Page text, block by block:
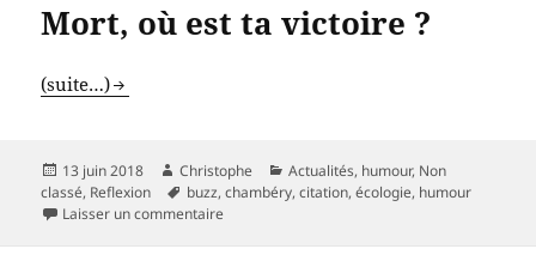
Mort, où est ta victoire ?
(suite…)
Publié
le
13 juin 2018 Auteur
Christophe Catégories
Actualités, humour, Non
classé, Reflexion
Mots-
clés
buzz,chambéry,citation,écologie, humour
Laisser un commentairesur Mort, où est ta victoire ?